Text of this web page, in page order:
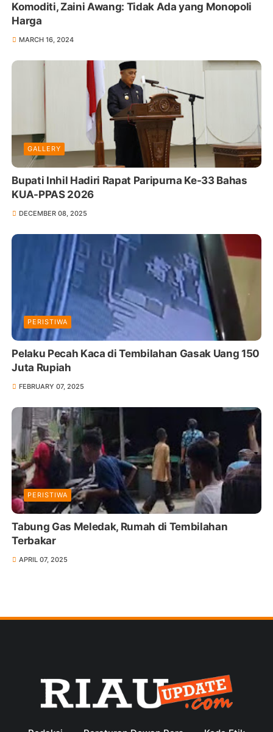
Komoditi, Zaini Awang: Tidak Ada yang Monopoli
Harga
MARCH 16, 2024
GALLERY
Bupati Inhil Hadiri Rapat Paripurna Ke-33 Bahas
KUA-PPAS 2026
DECEMBER 08, 2025
PERISTIWA
Pelaku Pecah Kaca di Tembilahan Gasak Uang 150
Juta Rupiah
FEBRUARY 07, 2025
PERISTIWA
Tabung Gas Meledak, Rumah di Tembilahan
Terbakar
APRIL 07, 2025